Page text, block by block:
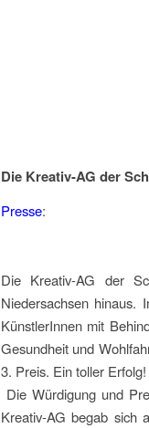
Die Kreativ-AG der
Presse:
Die Kreativ-AG der
Niedersachsen hinaus.
KünstlerInnen mit
Gesundheit und
3. Preis. Ein toller Erfolg!
Die Würdigung und
Kreativ-AG begab sich